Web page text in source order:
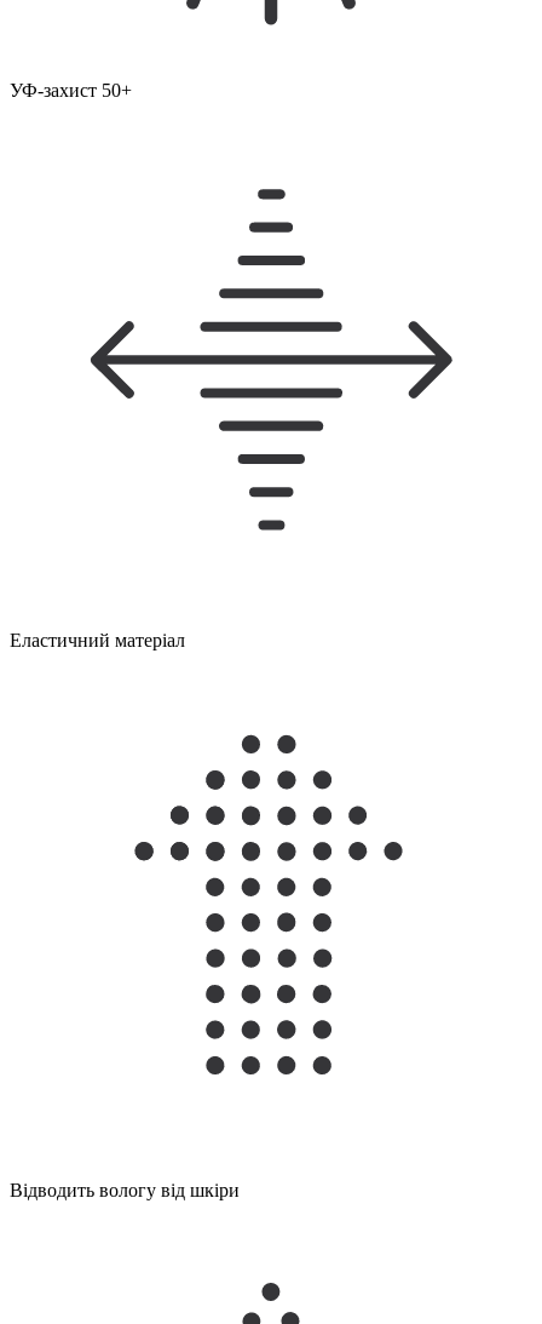
УФ-захист 50+
Еластичний матеріал
Відводить вологу від шкіри